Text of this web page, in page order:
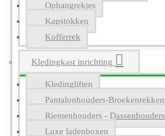
Ophangrekjes
Kapstokken
Kofferrek
Kledingkast inrichting
Kledingliften
Pantalonhouders-Broekenrekken
Riemenhouders - Dassenhouders
Luxe ladenboxen